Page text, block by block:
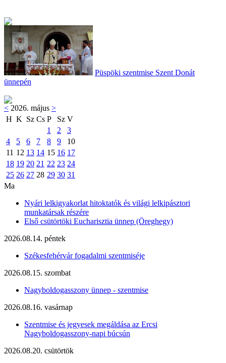
Püspöki szentmise Szent Donát
ünnepén
< 2026. május >
H K Sz Cs P Sz V
1
2
3
4
5 6 7 8 9
10
11 12 13 14 15 16 17
18 19 20 21 22 23 24
25 26 27 28 29 30 31
Ma
Nyári lelkigyakorlat hitoktatók és világi lelkipásztori
munkatársak részére
Első csütörtöki Eucharisztia ünnep (Öreghegy)
2026.08.14. péntek
Székesfehérvár fogadalmi szentmiséje
2026.08.15. szombat
Nagyboldogasszony ünnep - szentmise
2026.08.16. vasárnap
Szentmise és jegyesek megáldása az Ercsi
Nagyboldogasszony-napi búcsún
2026.08.20. csütörtök